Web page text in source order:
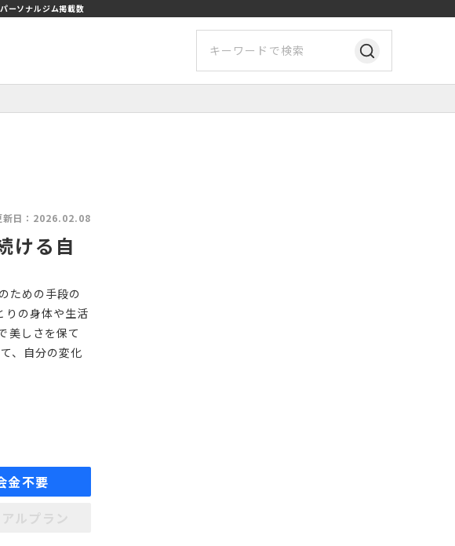
ーソナルジム掲載数
日： 2026.02.08
ける自
ための手段の
りの身体や生活
美しさを保て
、自分の変化
金不要